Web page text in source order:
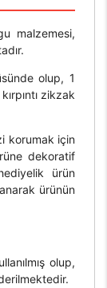
malzemesi,
olup, 1
zikzak
korumak için
dekoratif
ürün
ürünün
olup,